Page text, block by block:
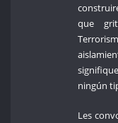
que
ningún
Les